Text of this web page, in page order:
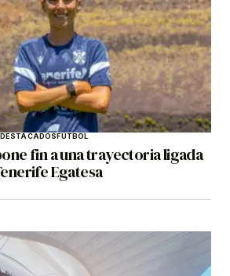
DESTACADOSFÚTBOL
fin a una trayectoria ligada
Egatesa